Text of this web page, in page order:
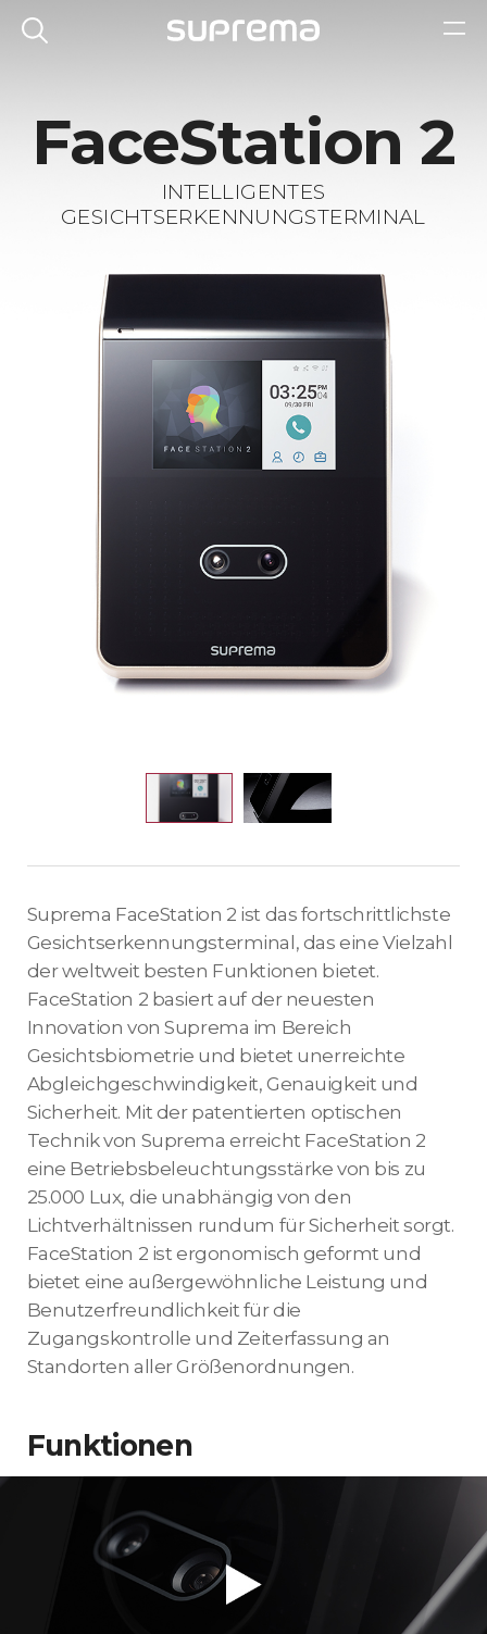
FaceStation 2
INTELLIGENTES
GESICHTSERKENNUNGSTERMINAL
Suprema FaceStation 2 ist das fortschrittlichste
Gesichtserkennungsterminal, das eine Vielzahl
der weltweit besten Funktionen bietet.
FaceStation 2 basiert auf der neuesten
Innovation von Suprema im Bereich
Gesichtsbiometrie und bietet unerreichte
Abgleichgeschwindigkeit, Genauigkeit und
Sicherheit. Mit der patentierten optischen
Technik von Suprema erreicht FaceStation 2
eine Betriebsbeleuchtungsstärke von bis zu
25.000 Lux, die unabhängig von den
Lichtverhältnissen rundum für Sicherheit sorgt.
FaceStation 2 ist ergonomisch geformt und
bietet eine außergewöhnliche Leistung und
Benutzerfreundlichkeit für die
Zugangskontrolle und Zeiterfassung an
Standorten aller Größenordnungen.
Funktionen